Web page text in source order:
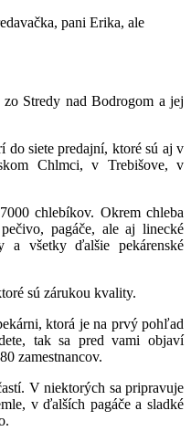
pani Erika, ale
Stredy nad Bodrogom a jej
do siete predajní, ktoré sú aj v
Chlmci, v Trebišove, v
chlebíkov. Okrem chleba
pagáče, ale aj linecké
a všetky ďalšie pekárenské
sú zárukou kvality.
ktorá je na prvý pohľad
tak sa pred vami objaví
zamestnancov.
V niektorých sa pripravuje
v ďalších pagáče a sladké